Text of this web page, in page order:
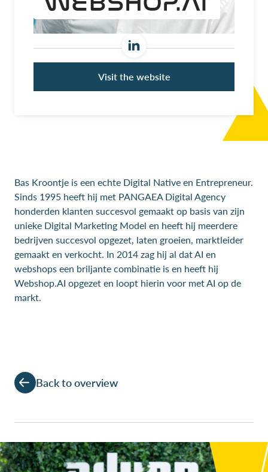
Visit the website
Bas Kroontje is een echte Digital Native en Entrepreneur.
Sinds 1995 heeft hij met PANGAEA Digital Agency
honderden klanten succesvol gemaakt op basis van zijn
unieke Digital Marketing Model en heeft hij meerdere
bedrijven succesvol opgezet, laten groeien, marktleider
gemaakt en verkocht. In 2014 zag hij al dat AI en
webshops een briljante combinatie is en heeft hij
Webshop.AI opgezet en loopt hierin voor met AI op de
markt.
Back to overview